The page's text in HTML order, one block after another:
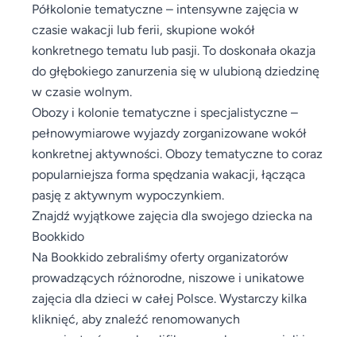
Półkolonie tematyczne – intensywne zajęcia w
czasie wakacji lub ferii, skupione wokół
konkretnego tematu lub pasji. To doskonała okazja
do głębokiego zanurzenia się w ulubioną dziedzinę
w czasie wolnym.
Obozy i kolonie tematyczne i specjalistyczne –
pełnowymiarowe wyjazdy zorganizowane wokół
konkretnej aktywności. Obozy tematyczne to coraz
popularniejsza forma spędzania wakacji, łącząca
pasję z aktywnym wypoczynkiem.
Znajdź wyjątkowe zajęcia dla swojego dziecka na
Bookkido
Na Bookkido zebraliśmy oferty organizatorów
prowadzących różnorodne, niszowe i unikatowe
zajęcia dla dzieci w całej Polsce. Wystarczy kilka
kliknięć, aby znaleźć renomowanych